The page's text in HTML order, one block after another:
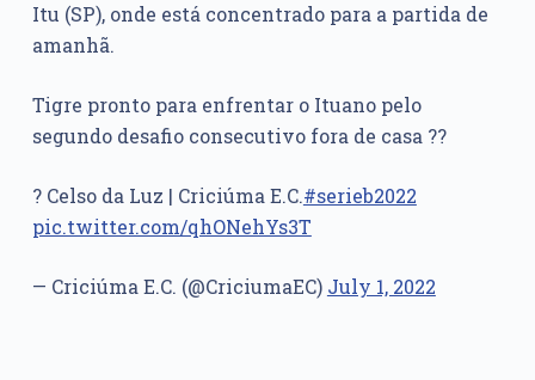
Itu (SP), onde está concentrado para a partida de
amanhã.
Tigre pronto para enfrentar o Ituano pelo
segundo desafio consecutivo fora de casa ??
? Celso da Luz | Criciúma E.C.#serieb2022
pic.twitter.com/qhONehYs3T
— Criciúma E.C. (@CriciumaEC) July 1, 2022